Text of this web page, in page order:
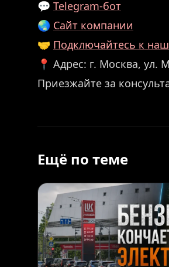
💬 Telegram-бот
🌏 Сайт компании
🤝 Подключайтесь к
📍 Адрес: г. Москва, ул.
Приезжайте за
Ещё по теме